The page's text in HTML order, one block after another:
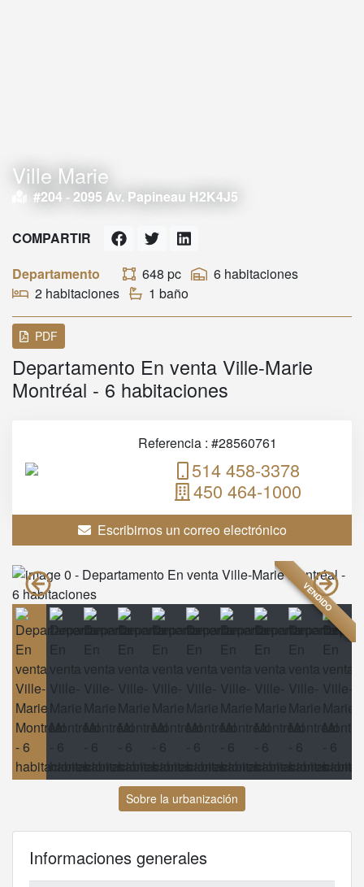
Ville Marie
#204 -2095 Av. Papineau H2K4J5
Departamento 648 pc
6 habitaciones
2 habitaciones
1 baño
COMPARTIR
PDF
Departamento En venta Ville-Marie
Montréal - 6 habitaciones
Referencia : #28560761
514 458-3378
450 464-1000
Escribirnos un correo electrónico
VENDIDO
Sobre la urbanización
Informaciones generales